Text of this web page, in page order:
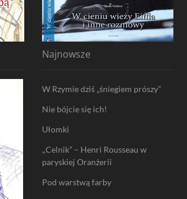
Najnowsze
W Rzymie dziś „śniegiem prószy”
Nie bójcie się ich!
Ułomki
,,Celnik” – Henri Rousseau w
paryskiej Oranżerii
Pod warstwą farby